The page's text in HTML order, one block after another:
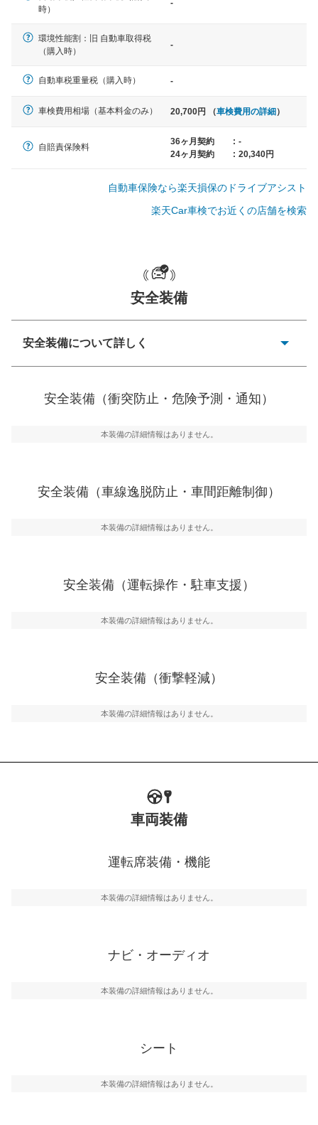
軽自動車
ノア、セレナ、プリウス、カロー
クラウン、アルファード、フォレ
時）
-
環境性能割：旧 自動車取得税
（購入時）
-
自動車税重量税（購入時） -
車検費用相場（基本料金のみ） 20,700円 （車検費用の詳細）
自賠責保険料
36ヶ月契約 : -
24ヶ月契約
: 20,340円
自動車保険なら楽天損保のドライブアシスト
楽天Car車検でお近くの店舗を検索
安全装備
安全装備について詳しく
ーキアシスト、ABSなどが装備されています。
車線逸脱防止
車線のはみだしやふらつきを防止するためにレーンキー
運転・駐車支援
グ・アシストやサイドブラインドモニターなどが装備さ
万が一車体が衝撃を受けたときに、運転者・同乗者を守
るSRSエアバッグシステム、プリテンショナーシートベ
安全装備（衝突防止・危険予測・通知）
本装備の詳細情報はありません。
安全装備（車線逸脱防止・車間距離制御）
本装備の詳細情報はありません。
安全装備（運転操作・駐車支援）
本装備の詳細情報はありません。
安全装備（衝撃軽減）
本装備の詳細情報はありません。
車両装備
運転席装備・機能
本装備の詳細情報はありません。
ナビ・オーディオ
本装備の詳細情報はありません。
シート
本装備の詳細情報はありません。